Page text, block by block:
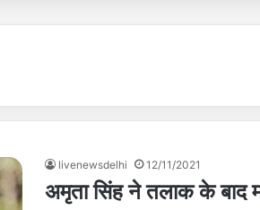
livenewsdelhi 12/11/2021
अमृता सिंह ने तलाक के बाद